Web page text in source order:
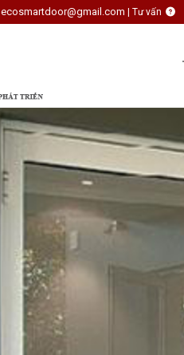
ecosmartdoor@gmail.com | Tư vấn